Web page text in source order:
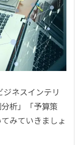
ジネスインテリ
析」「予算策
みていきましょ